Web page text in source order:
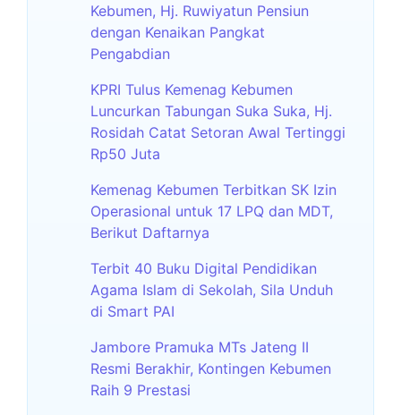
Kebumen, Hj. Ruwiyatun Pensiun
dengan Kenaikan Pangkat
Pengabdian
KPRI Tulus Kemenag Kebumen
Luncurkan Tabungan Suka Suka, Hj.
Rosidah Catat Setoran Awal Tertinggi
Rp50 Juta
Kemenag Kebumen Terbitkan SK Izin
Operasional untuk 17 LPQ dan MDT,
Berikut Daftarnya
Terbit 40 Buku Digital Pendidikan
Agama Islam di Sekolah, Sila Unduh
di Smart PAI
Jambore Pramuka MTs Jateng II
Resmi Berakhir, Kontingen Kebumen
Raih 9 Prestasi